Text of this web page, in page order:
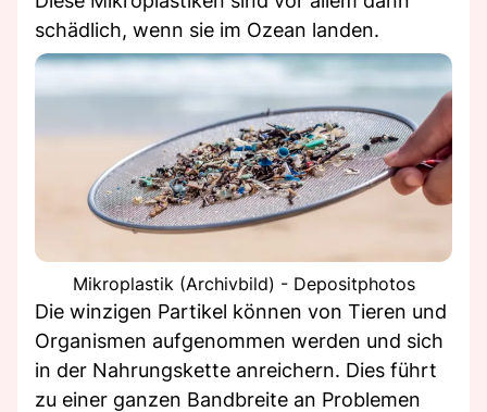
schädlich, wenn sie im Ozean landen.
Mikroplastik (Archivbild) - Depositphotos
Die winzigen Partikel können von Tieren und
Organismen aufgenommen werden und sich
in der Nahrungskette anreichern. Dies führt
zu einer ganzen Bandbreite an Problemen